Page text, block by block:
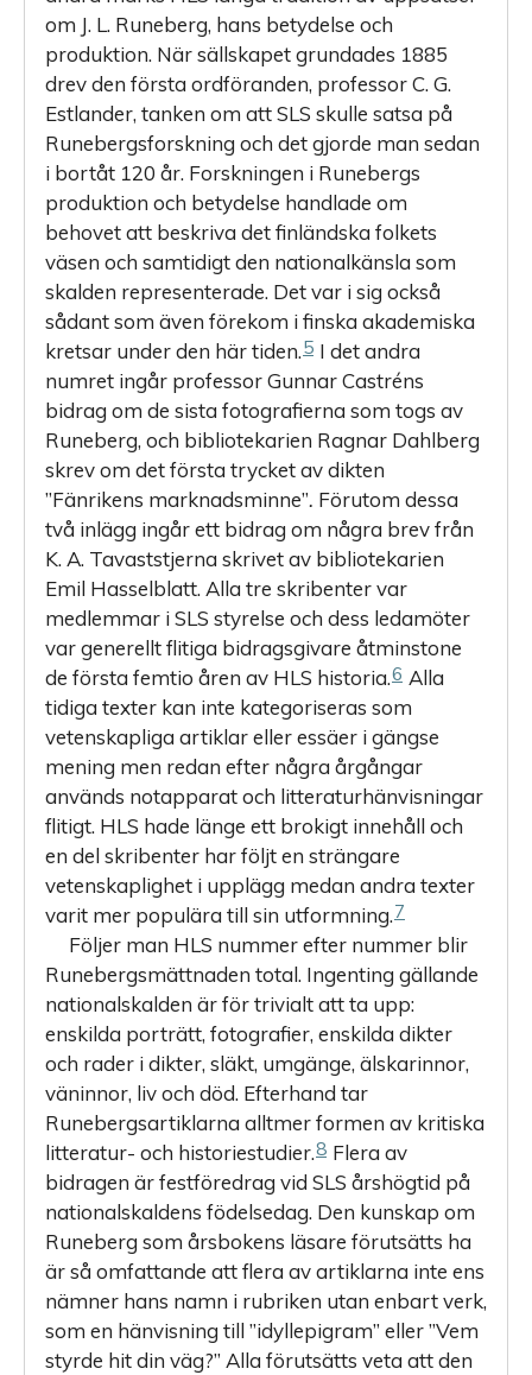
om J. L. Runeberg, hans betydelse och
produktion. När sällskapet grundades 1885
drev den första ordföranden, professor C. G.
Estlander, tanken om att SLS skulle satsa på
Runebergsforskning och det gjorde man sedan
i bortåt 120 år. Forskningen i Runebergs
produktion och betydelse handlade om
behovet att beskriva det finländska folkets
väsen och samtidigt den nationalkänsla som
skalden representerade. Det var i sig också
sådant som även förekom i finska akademiska
kretsar under den här tiden.5 I det andra
numret ingår professor Gunnar Castréns
bidrag om de sista fotografierna som togs av
Runeberg, och bibliotekarien Ragnar Dahlberg
skrev om det första trycket av dikten
”Fänrikens marknadsminne”. Förutom dessa
två inlägg ingår ett bidrag om några brev från
K. A. Tavaststjerna skrivet av bibliotekarien
Emil Hasselblatt. Alla tre skribenter var
medlemmar i SLS styrelse och dess ledamöter
var generellt flitiga bidragsgivare åtminstone
de första femtio åren av HLS historia.6 Alla
tidiga texter kan inte kategoriseras som
vetenskapliga artiklar eller essäer i gängse
mening men redan efter några årgångar
används notapparat och litteraturhänvisningar
flitigt. HLS hade länge ett brokigt innehåll och
en del skribenter har följt en strängare
vetenskaplighet i upplägg medan andra texter
varit mer populära till sin utformning.7
Följer man HLS nummer efter nummer blir
Runebergsmättnaden total. Ingenting gällande
nationalskalden är för trivialt att ta upp:
enskilda porträtt, fotografier, enskilda dikter
och rader i dikter, släkt, umgänge, älskarinnor,
väninnor, liv och död. Efterhand tar
Runebergsartiklarna alltmer formen av kritiska
litteratur- och historiestudier.8 Flera av
bidragen är festföredrag vid SLS årshögtid på
nationalskaldens födelsedag. Den kunskap om
Runeberg som årsbokens läsare förutsätts ha
är så omfattande att flera av artiklarna inte ens
nämner hans namn i rubriken utan enbart verk,
som en hänvisning till ”idyllepigram” eller ”Vem
styrde hit din väg?” Alla förutsätts veta att den